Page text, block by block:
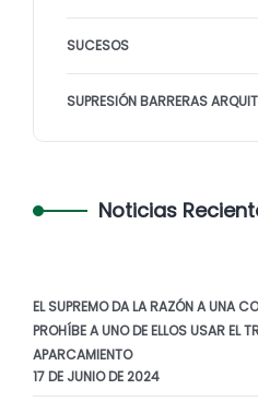
SUCESOS
SUPRESIÓN BARRERAS
Noticias
EL SUPREMO DA LA RAZÓN A UNA
PROHÍBE A UNO DE ELLOS USAR EL
APARCAMIENTO
17 DE JUNIO DE 2024